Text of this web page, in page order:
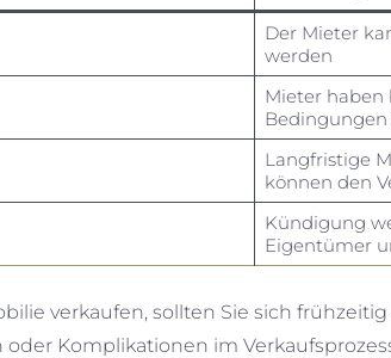
Der Mieter
werden
Mieter
Bedingungen
Langfristige
können den
Kündigung
Eigentümer
verkaufen, sollten Sie sich
Komplikationen im